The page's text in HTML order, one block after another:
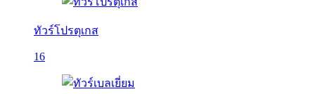
ทัวร์โปรตุเกส
16